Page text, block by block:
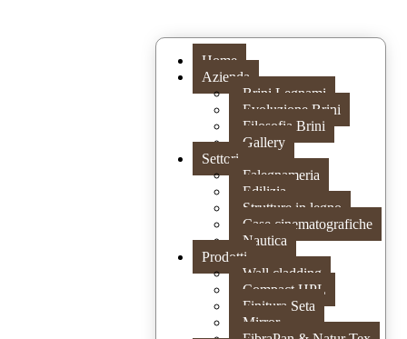
Home
Azienda
Brini Legnami
Evoluzione Brini
Filosofia Brini
Gallery
Settori
Falegnameria
Edilizia
Strutture in legno
Case cinematografiche
Nautica
Prodotti
Wall cladding
Compact HPL
Finitura Seta
Mirror